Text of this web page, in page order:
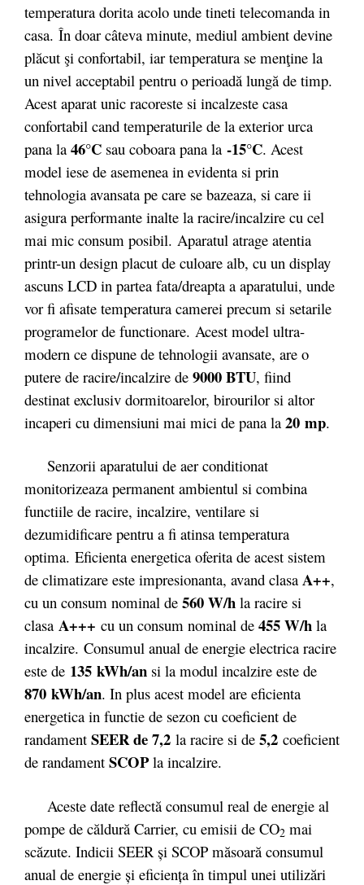
temperatura dorita acolo unde tineti telecomanda in
casa. În doar câteva minute, mediul ambient devine
plăcut şi confortabil, iar temperatura se menţine la
un nivel acceptabil pentru o perioadă lungă de timp.
Acest aparat unic racoreste si incalzeste casa
confortabil cand temperaturile de la exterior urca
pana la 46°C sau coboara pana la -15°C. Acest
model iese de asemenea in evidenta si prin
tehnologia avansata pe care se bazeaza, si care ii
asigura performante inalte la racire/incalzire cu cel
mai mic consum posibil. Aparatul atrage atentia
printr-un design placut de culoare alb, cu un display
ascuns LCD in partea fata/dreapta a aparatului, unde
vor fi afisate temperatura camerei precum si setarile
programelor de functionare. Acest model ultra-
modern ce dispune de tehnologii avansate, are o
putere de racire/incalzire de 9000 BTU, fiind
destinat exclusiv dormitoarelor, birourilor si altor
incaperi cu dimensiuni mai mici de pana la 20 mp.
Senzorii aparatului de aer conditionat
monitorizeaza permanent ambientul si combina
functiile de racire, incalzire, ventilare si
dezumidificare pentru a fi atinsa temperatura
optima. Eficienta energetica oferita de acest sistem
de climatizare este impresionanta, avand clasa A++,
cu un consum nominal de 560 W/h la racire si
clasa A+++ cu un consum nominal de 455 W/h la
incalzire. Consumul anual de energie electrica racire
este de 135 kWh/an si la modul incalzire este de
870 kWh/an. In plus acest model are eficienta
energetica in functie de sezon cu coeficient de
randament SEER de 7,2 la racire si de 5,2 coeficient
de randament SCOPla incalzire.
Aceste date reflectă consumul real de energie al
pompe de căldură Carrier, cu emisii de CO2 mai
scăzute. Indicii SEER şi SCOP măsoară consumul
anual de energie şi eficienţa în timpul unei utilizări